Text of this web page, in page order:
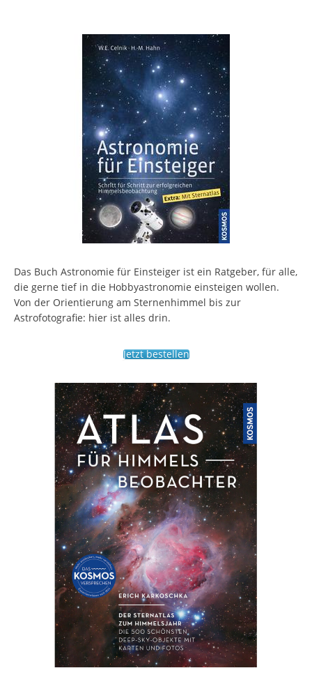
Das Buch Astronomie für Einsteiger ist ein Ratgeber, für alle,
die gerne tief in die Hobbyastronomie einsteigen wollen.
Von der Orientierung am Sternenhimmel bis zur
Astrofotografie: hier ist alles drin.
Jetzt bestellen